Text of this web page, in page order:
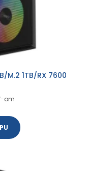
M.2 1TB/RX 7600
om